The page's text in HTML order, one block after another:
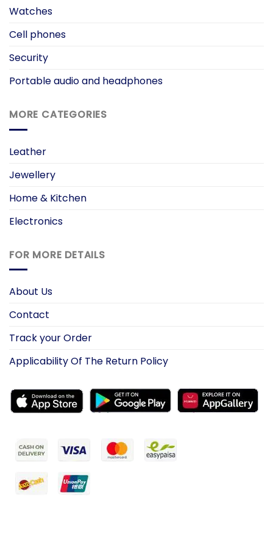
Watches
Cell phones
Security
Portable audio and headphones
MORE CATEGORIES
Leather
Jewellery
Home & Kitchen
Electronics
FOR MORE DETAILS
About Us
Contact
Track your Order
Applicability Of The Return Policy